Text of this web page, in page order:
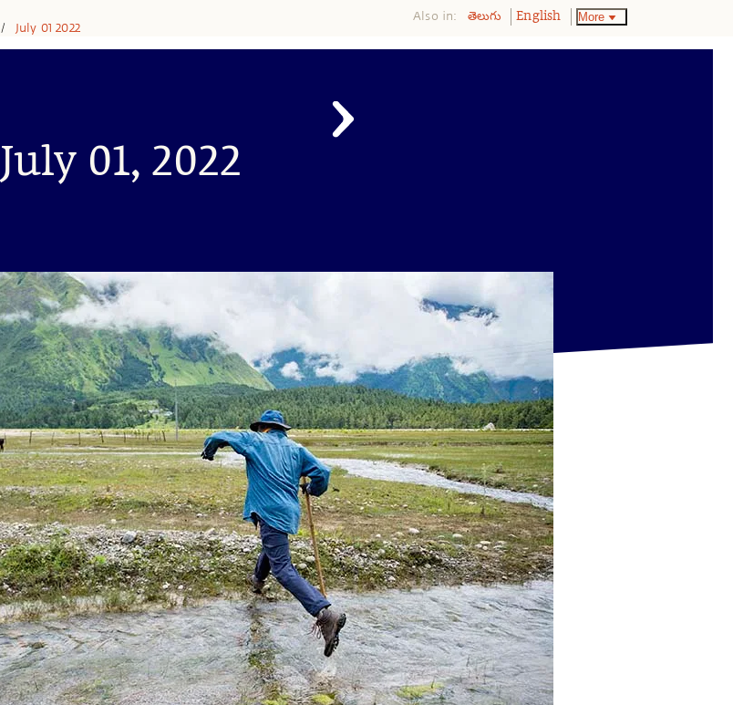
/ July 01 2022
Also in: తెలుగు English More
July 01, 2022